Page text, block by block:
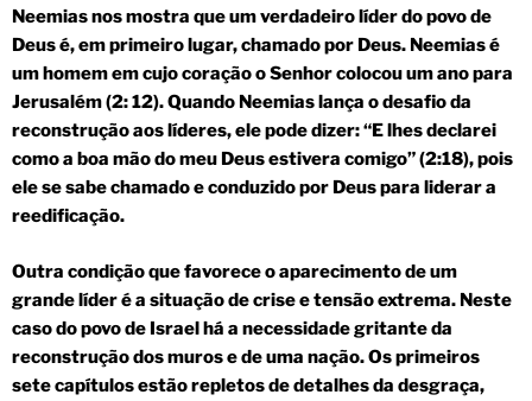
Neemias nos mostra que um verdadeiro líder do povo de
Deus é, em primeiro lugar, chamado por Deus. Neemias é
um homem em cujo coração o Senhor colocou um ano para
Jerusalém (2: 12). Quando Neemias lança o desafio da
reconstrução aos líderes, ele pode dizer: “E lhes declarei
como a boa mão do meu Deus estivera comigo” (2:18), pois
ele se sabe chamado e conduzido por Deus para liderar a
reedificação.
Outra condição que favorece o aparecimento de um
grande líder é a situação de crise e tensão extrema. Neste
caso do povo de Israel há a necessidade gritante da
reconstrução dos muros e de uma nação. Os primeiros
sete capítulos estão repletos de detalhes da desgraça,